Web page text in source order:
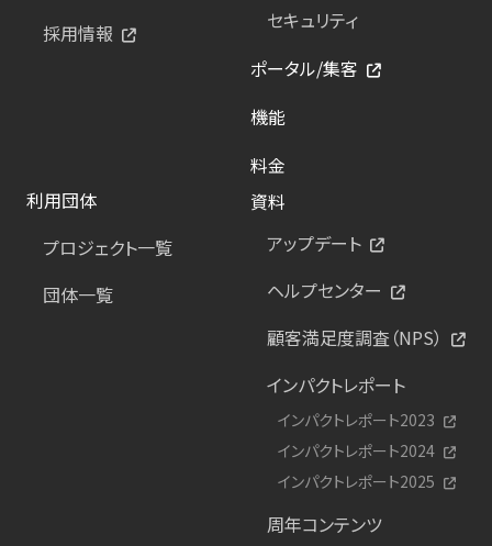
採用情報
セキュリティ
ポータル/集客
機能
料金
利用団体
プロジェクト一覧
団体一覧
資料
アップデート
ヘルプセンター
顧客満足度調査（NPS）
インパクトレポート
インパクトレポート2023
インパクトレポート2024
インパクトレポート2025
周年コンテンツ